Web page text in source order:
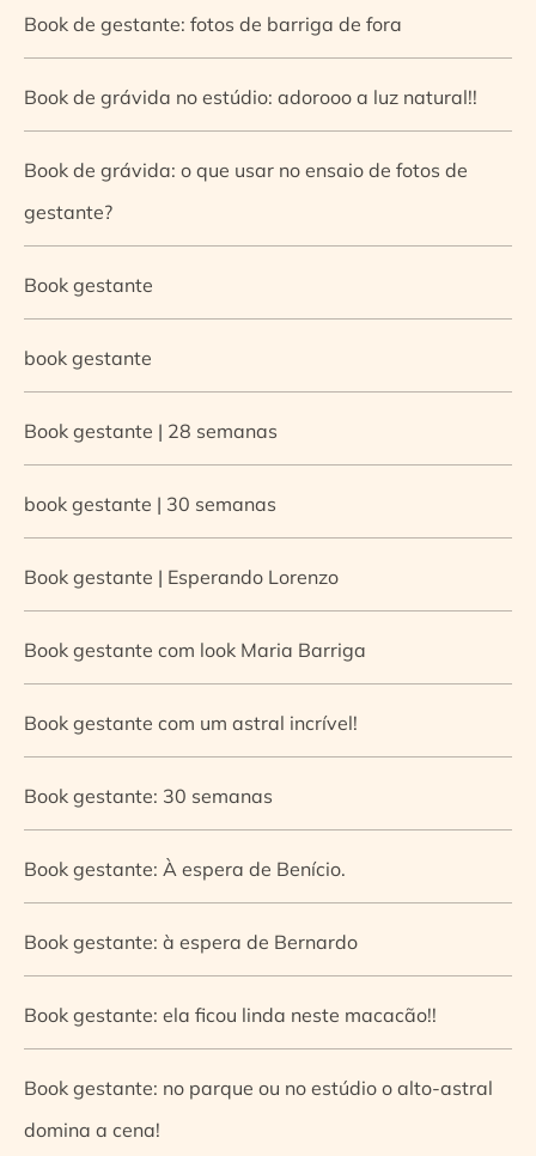
Book de gestante: fotos de barriga de fora
Book de grávida no estúdio: adorooo a luz natural!!
Book de grávida: o que usar no ensaio de fotos de
gestante?
Book gestante
book gestante
Book gestante | 28 semanas
book gestante | 30 semanas
Book gestante | Esperando Lorenzo
Book gestante com look Maria Barriga
Book gestante com um astral incrível!
Book gestante: 30 semanas
Book gestante: À espera de Benício.
Book gestante: à espera de Bernardo
Book gestante: ela ficou linda neste macacão!!
Book gestante: no parque ou no estúdio o alto-astral
domina a cena!